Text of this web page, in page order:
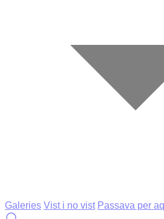
Galeries Vist i no vist Passava per